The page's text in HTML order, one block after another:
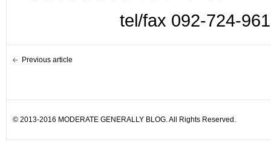
tel/fax 092-724-
Previous article
© 2013-2016 MODERATE GENERALLY BLOG. All Rights Reserved.